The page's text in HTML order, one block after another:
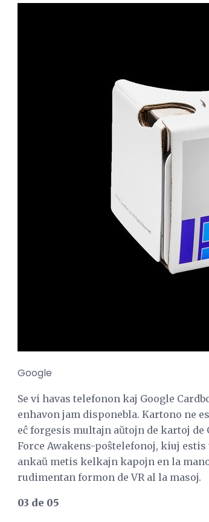
Google
Se vi havas telefonon kaj Google
enhavon jam disponebla. Kartono ne
eĉ forgesis multajn aŭtojn de kartoj
Force Awakens-poŝtelefonoj, kiuj
ankaŭ metis kelkajn kapojn en la
rudimentan formon de VR al la masoj.
03 de 05